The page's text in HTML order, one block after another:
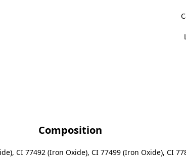
Composition
CI 77492 (Iron Oxide), CI 77499 (Iron Oxide), CI